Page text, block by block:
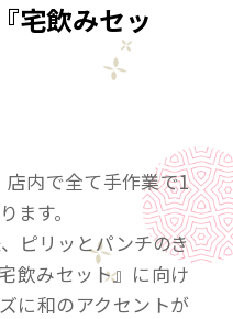
宅飲みセッ
内で全て手作業で1
ます。
ピリッとパンチのき
飲みセット』に向け
に和のアクセントが